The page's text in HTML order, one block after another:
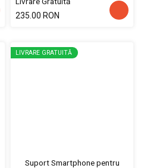
235.00 RON
LIVRARE GRATUITĂ
Suport Smartphone pentru